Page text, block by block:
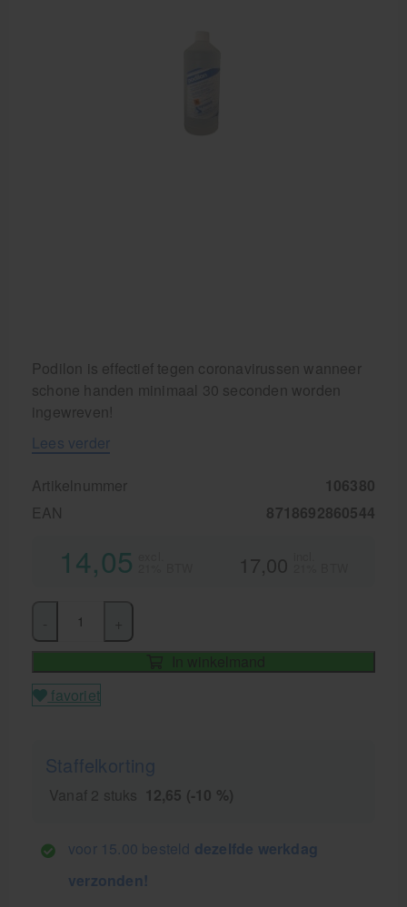
Podilon is effectief tegen coronavirussen wanneer
schone handen minimaal 30 seconden worden
ingewreven!
Lees verder
Artikelnummer
106380
EAN
8718692860544
14,05 17,00
In winkelmand
favoriet
Staffelkorting
Vanaf 2 stuks 12,65 (-10 %)
voor 15.00 besteld dezelfde werkdag
verzonden!